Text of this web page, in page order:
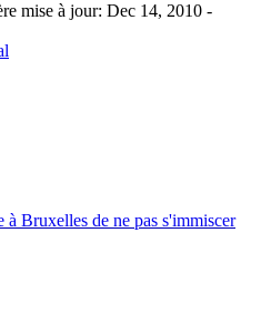
mise à jour: Dec 14, 2010 -
Bruxelles de ne pas s'immiscer